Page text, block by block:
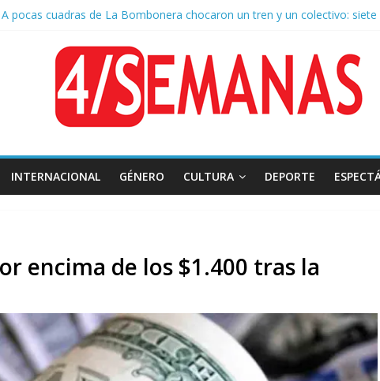
A pocas cuadras de La Bombonera chocaron un tren y un colectivo: siete
Pesar por la muerte de Leandro Rud, histórico representante y conductor
Tras la aprobación de la ley de propiedad privada, Bullrich apuntó: “Vino
Causa AFA: el juez Amarante calificó de “ficción judicial” el traslado del
INTERNACIONAL GÉNERO CULTURA DEPORTE
encima de los $1.400 tras la